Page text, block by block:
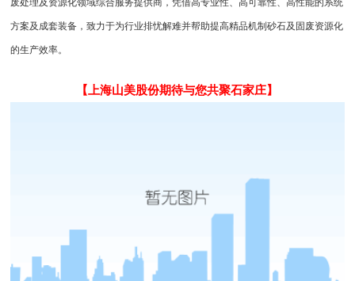
废处理及资源化领域综合服务提供商，凭借高专业性、高可靠性、高性能的系统
方案及成套装备，致力于为行业排忧解难并帮助提高精品机制砂石及固废资源化
的生产效率。
【上海山美股份期待与您共聚石家庄】